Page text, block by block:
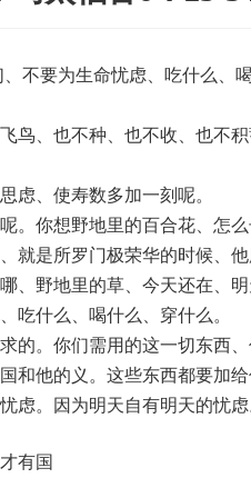
、不要为生命忧虑、吃什么、
鸟、也不种、也不收、也不
虑、使寿数多加一刻呢。
。你想野地里的百合花、怎
就是所罗门极荣华的时候、
、野地里的草、今天还在、
吃什么、喝什么、穿什么。
的。你们需用的这一切东西、
和他的义。这些东西都要加给
虑。因为明天自有明天的忧
有国